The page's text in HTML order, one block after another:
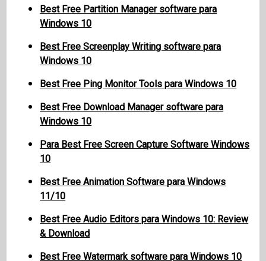
Best Free Partition Manager software para
Windows 10
Best Free Screenplay Writing software para
Windows 10
Best Free Ping Monitor Tools para Windows 10
Best Free Download Manager software para
Windows 10
Para Best Free Screen Capture Software Windows
10
Best Free Animation Software para Windows
11/10
Best Free Audio Editors para Windows 10: Review
& Download
Best Free Watermark software para Windows 10